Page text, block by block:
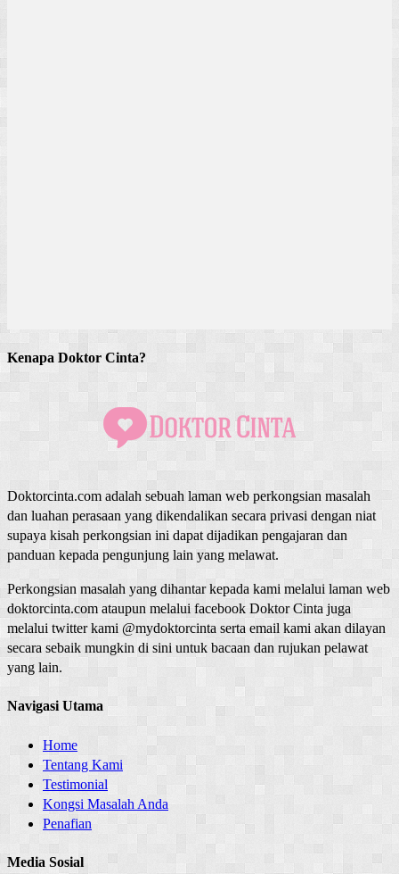
Kenapa Doktor Cinta?
Doktorcinta.com adalah sebuah laman web perkongsian masalah
dan luahan perasaan yang dikendalikan secara privasi dengan niat
supaya kisah perkongsian ini dapat dijadikan pengajaran dan
panduan kepada pengunjung lain yang melawat.
Perkongsian masalah yang dihantar kepada kami melalui laman web
doktorcinta.com ataupun melalui facebook Doktor Cinta juga
melalui twitter kami @mydoktorcinta serta email kami akan dilayan
secara sebaik mungkin di sini untuk bacaan dan rujukan pelawat
yang lain.
Navigasi Utama
Home
Tentang Kami
Testimonial
Kongsi Masalah Anda
Penafian
Media Sosial